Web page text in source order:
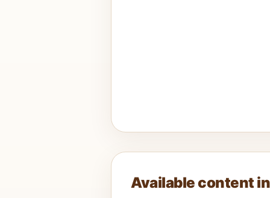
Available content